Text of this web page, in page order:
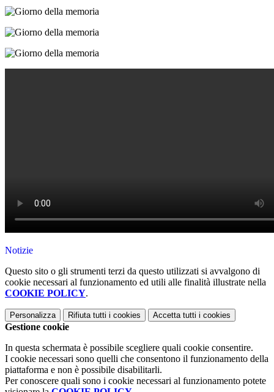
Notizie
Questo sito o gli strumenti terzi da questo utilizzati si avvalgono di
cookie necessari al funzionamento ed utili alle finalità illustrate nella
COOKIE POLICY.
Personalizza Rifiuta tutti i cookies Accetta tutti i cookies
Gestione cookie
In questa schermata è possibile scegliere quali cookie consentire.
I cookie necessari sono quelli che consentono il funzionamento della
piattaforma e non è possibile disabilitarli.
Per conoscere quali sono i cookie necessari al funzionamento potete